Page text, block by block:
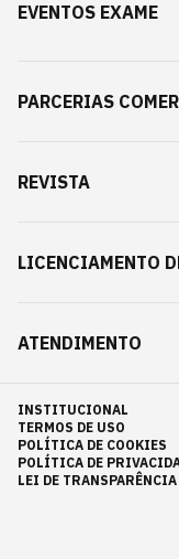
EVENTOS EXAME
PARCERIAS
REVISTA
LICENCIAMENTO
ATENDIMENTO
INSTITUCIONAL
TERMOS DE USO
POLÍTICA DE COOKIES
POLÍTICA DE
LEI DE